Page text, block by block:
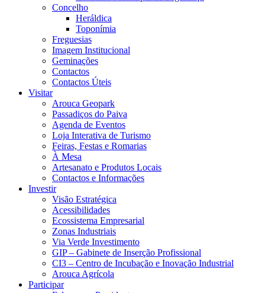
Concelho
Heráldica
Toponímia
Freguesias
Imagem Institucional
Geminações
Contactos
Contactos Úteis
Visitar
Arouca Geopark
Passadiços do Paiva
Agenda de Eventos
Loja Interativa de Turismo
Feiras, Festas e Romarias
À Mesa
Artesanato e Produtos Locais
Contactos e Informações
Investir
Visão Estratégica
Acessibilidades
Ecossistema Empresarial
Zonas Industriais
Via Verde Investimento
GIP – Gabinete de Inserção Profissional
CI3 – Centro de Incubação e Inovação Industrial
Arouca Agrícola
Participar